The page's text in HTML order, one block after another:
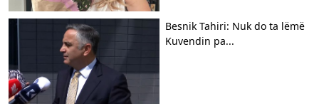
Besnik Tahiri: Nuk do ta lëmë
Kuvendin pa...